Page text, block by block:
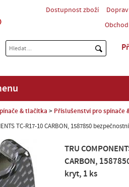
Dostupnost zboží
& tlačítka Příslušenství pro spínače
TC-R17-10 CARBON, 1587850
TRU
CARBON,
kryt, 1 ks